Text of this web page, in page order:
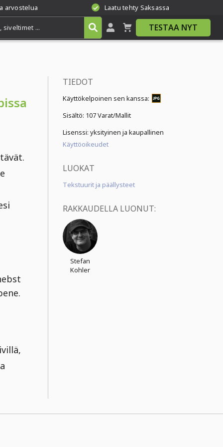
arvostelua Laatu tehty Saksassa
TESTAA NYT
TIEDOT
Käyttökelpoinen sen kanssa:
Sisältö: 107 Varat/Mallit
Lisenssi: yksityinen ja kaupallinen
Käyttöoikeudet
LUOKAT
Tekstuurit ja päällysteet
RAKKAUDELLA LUONUT:
Stefan
Kohler